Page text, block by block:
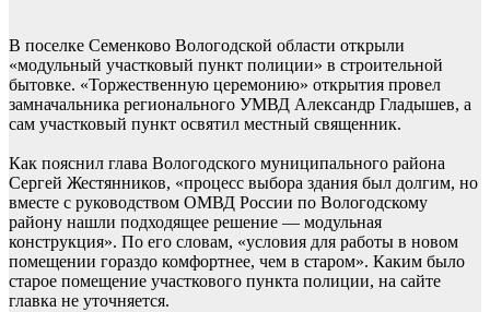
В поселке Семенково Вологодской области открыли
«модульный участковый пункт полиции» в строительной
бытовке. «Торжественную церемонию» открытия провел
замначальника регионального УМВД Александр Гладышев, а
сам участковый пункт освятил местный священник.
Как пояснил глава Вологодского муниципального района
Сергей Жестянников, «процесс выбора здания был долгим, но
вместе с руководством ОМВД России по Вологодскому
району нашли подходящее решение — модульная
конструкция». По его словам, «условия для работы в новом
помещении гораздо комфортнее, чем в старом». Каким было
старое помещение участкового пункта полиции, на сайте
главка не уточняется.